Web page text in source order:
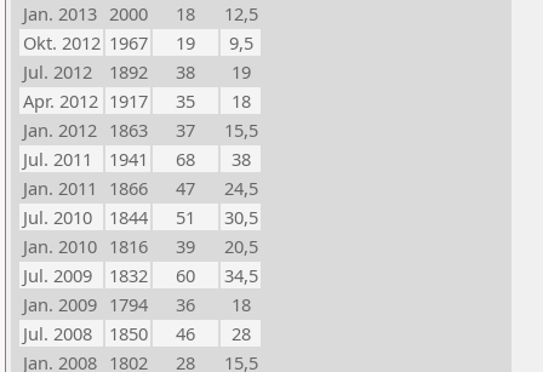
Jan. 2013 2000 18
12,5
Okt. 2012 1967 19
9,5
Jul. 2012
1892 38
19
Apr. 2012 1917 35
18
Jan. 2012 1863 37
15,5
Jul. 2011
1941 68
38
Jan. 2011
1866 47
24,5
Jul. 2010
1844 51
30,5
Jan. 2010 1816 39
20,5
Jul. 2009
1832 60
34,5
Jan. 2009 1794 36
18
Jul. 2008
1850 46
28
Jan. 2008 1802 28 15,5